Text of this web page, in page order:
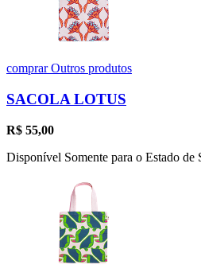
comprarOutros produtos
SACOLA LOTUS
R$ 55,00
Disponível Somente para o Estado de